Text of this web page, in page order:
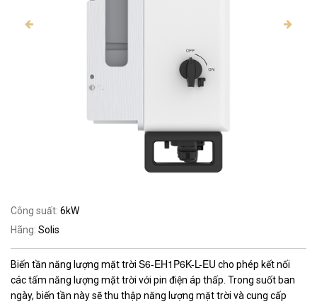
tức
Công suất: 6kW
Hãng: Solis
Biến tần năng lượng mặt trời S6-EH1P6K-L-EU cho phép kết nối
các tấm năng lượng mặt trời với pin điện áp thấp. Trong suốt ban
ngày, biến tần này sẽ thu thập năng lượng mặt trời và cung cấp